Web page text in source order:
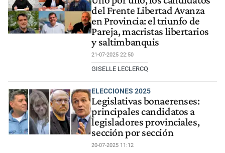
del Frente Libertad Avanza
en Provincia: el triunfo de
Pareja, macristas libertarios
y saltimbanquis
21-07-2025 22:50
GISELLE LECLERCQ
ELECCIONES 2025
Legislativas bonaerenses:
principales candidatos a
legisladores provinciales,
sección por sección
20-07-2025 11:12